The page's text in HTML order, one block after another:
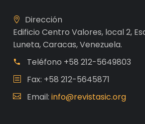
Dirección
Edificio Centro Valores, local 2,
Luneta, Caracas, Venezuela.
Teléfono +58 212-5649803
Fax: +58 212-5645871
Email: info@revistasic.org